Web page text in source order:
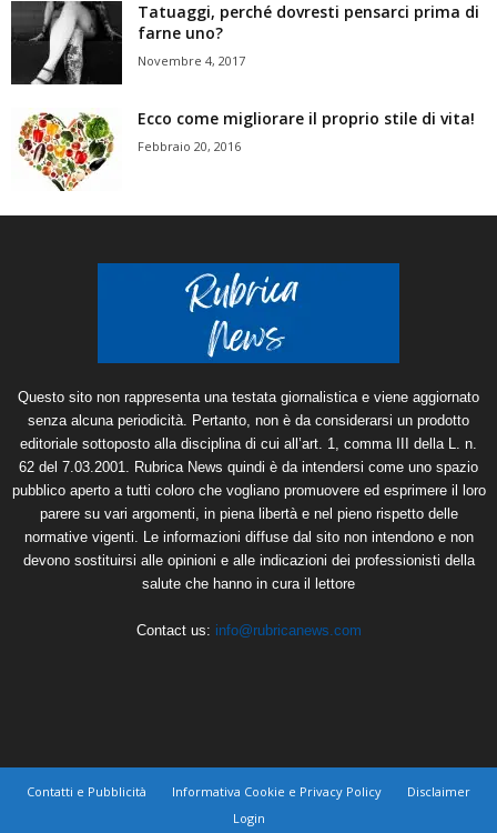
Tatuaggi, perché dovresti pensarci prima di
farne uno?
Novembre 4, 2017
Ecco come migliorare il proprio stile di vita!
Febbraio 20, 2016
Questo sito non rappresenta una testata giornalistica e viene aggiornato
senza alcuna periodicità. Pertanto, non è da considerarsi un prodotto
editoriale sottoposto alla disciplina di cui all’art. 1, comma III della L. n.
62 del 7.03.2001. Rubrica News quindi è da intendersi come uno spazio
pubblico aperto a tutti coloro che vogliano promuovere ed esprimere il loro
parere su vari argomenti, in piena libertà e nel pieno rispetto delle
normative vigenti. Le informazioni diffuse dal sito non intendono e non
devono sostituirsi alle opinioni e alle indicazioni dei professionisti della
salute che hanno in cura il lettore
Contact us: info@rubricanews.com
Contatti e Pubblicità Informativa Cookie e Privacy Policy
Disclaimer
Login